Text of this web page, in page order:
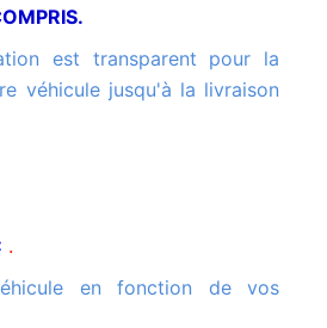
véhicule jusqu'à la livraison
.